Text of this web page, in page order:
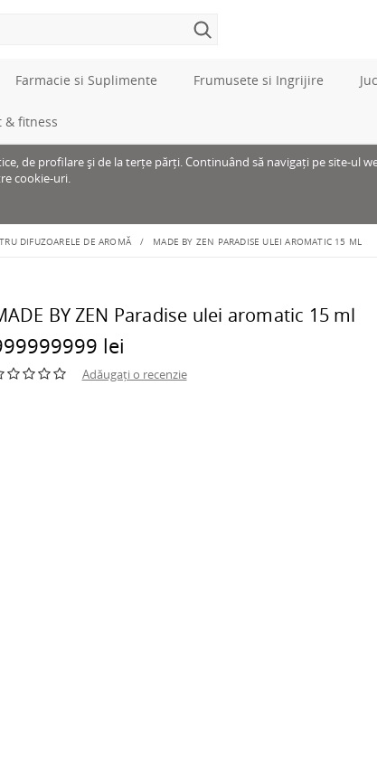
Farmacie si Suplimente Frumusete si Ingrijire
& fitness
de profilare și de la terțe părți. Continuând să navigați pe site-ul
cookie-uri.
DIFUZOARELE DE AROMĂ MADE BY ZEN PARADISE ULEI AROMATIC 15 ML
BY ZEN Paradise ulei aromatic 15 ml
lei
Adăugați o recenzie